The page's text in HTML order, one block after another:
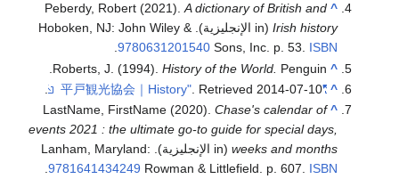
^
Peberdy, Robert (2021).A dictionary of British and
Irish history
(in الإنجليزية). Hoboken, NJ: John Wiley &
Sons, Inc. p. 53. ISBN
9780631201540
.
^
Roberts, J. (1994).History of the World. Penguin.
^
"平戸観光協会｜History"
. Retrieved 2014-07-10
.
^
LastName, FirstName (2020).Chase's calendar of
events 2021 : the ultimate go-to guide for special days,
weeks and months
(in الإنجليزية). Lanham, Maryland:
Rowman & Littlefield. p. 607. ISBN
9781641434249
.